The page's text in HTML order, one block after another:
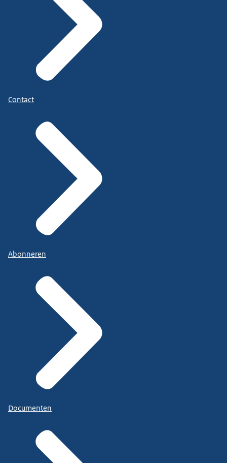
Contact
Abonneren
Documenten